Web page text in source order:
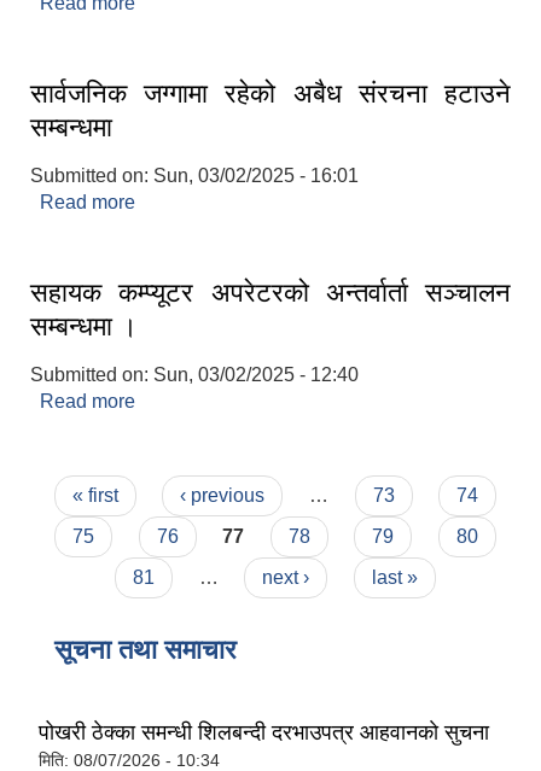
सार्वजनिक जग्गामा रहेको अबैध संरचना हटाउने
सम्बन्धमा
Submitted on: Sun, 03/02/2025 - 16:01
Read more
सहायक कम्प्यूटर अपरेटरको अन्तर्वार्ता सञ्चालन
सम्बन्धमा ।
Submitted on: Sun, 03/02/2025 - 12:40
Read more
Pages
« first ‹ previous … 73
74
75
76 77 78 79
80
81
… next › last »
सूचना तथा समाचार
पोखरी ठेक्का समन्धी शिलबन्दी दरभाउपत्र आहवानकाे सुचना
मिति: 08/07/2026 - 10:34